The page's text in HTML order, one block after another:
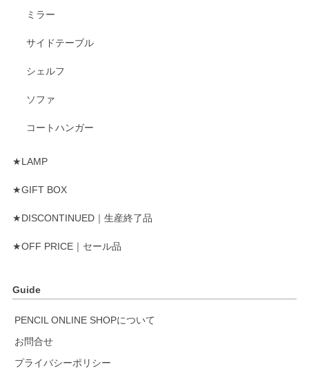
ミラー
サイドテーブル
シェルフ
ソファ
コートハンガー
★LAMP
★GIFT BOX
★DISCONTINUED｜生産終了品
★OFF PRICE｜セール品
Guide
PENCIL ONLINE SHOPについて
お問合せ
プライバシーポリシー